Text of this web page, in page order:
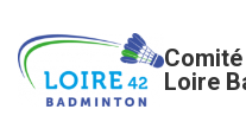
passer
contenu
Loire